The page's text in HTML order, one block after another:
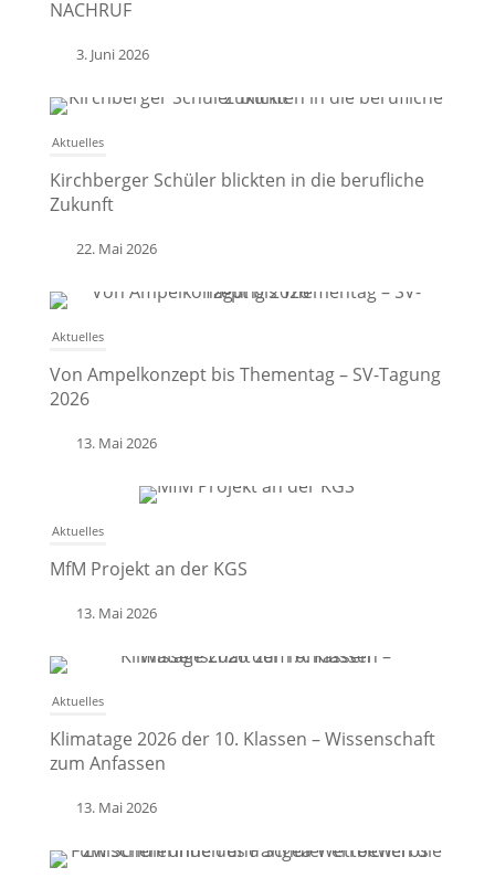
NACHRUF
3. Juni 2026
Aktuelles
Kirchberger Schüler blickten in die berufliche
Zukunft
22. Mai 2026
Aktuelles
Von Ampelkonzept bis Thementag – SV-Tagung
2026
13. Mai 2026
Aktuelles
MfM Projekt an der KGS
13. Mai 2026
Aktuelles
Klimatage 2026 der 10. Klassen – Wissenschaft
zum Anfassen
13. Mai 2026